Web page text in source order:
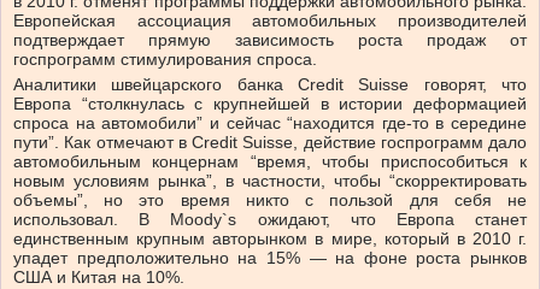
Европейская ассоциация автомобильных производителей
подтверждает прямую зависимость роста продаж от
госпрограмм стимулирования спроса.
Аналитики швейцарского банка Credit Suisse говорят, что
Европа “столкнулась с крупнейшей в истории деформацией
спроса на автомобили” и сейчас “находится где-то в середине
пути”. Как отмечают в Credit Suisse, действие госпрограмм дало
автомобильным концернам “время, чтобы приспособиться к
новым условиям рынка”, в частности, чтобы “скорректировать
объемы”, но это время никто с пользой для себя не
использовал. В Moody`s ожидают, что Европа станет
единственным крупным авторынком в мире, который в 2010 г.
упадет предположительно на 15% — на фоне роста рынков
США и Китая на 10%.